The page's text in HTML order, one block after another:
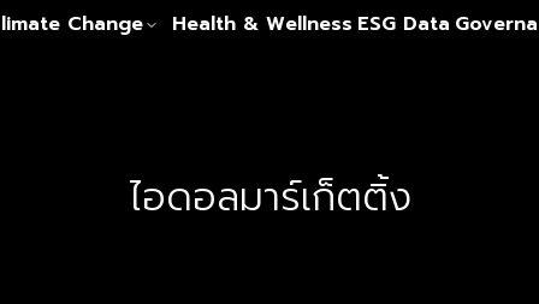
Change Health & Wellness ESG Data
ไอดอลมาร์เก็ตติ้ง